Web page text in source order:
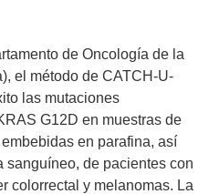
e
n
t
a
n
a
)
de Oncología de la
el método de CATCH-U-
las mutaciones
G12D en muestras de
en parafina, así
sanguíneo, de pacientes con
colorrectal y melanomas. La